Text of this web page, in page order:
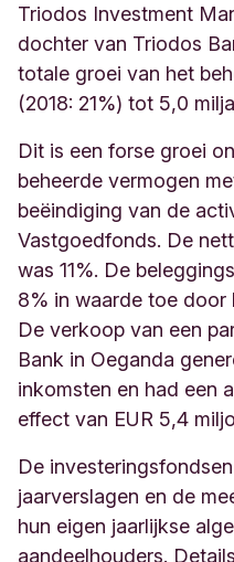
Triodos Investment
dochter van Triodos
totale groei van het
(2018: 21%) tot 5,0
Dit is een forse groei
beheerde vermogen
beëindiging van de
Vastgoedfonds. De
was 11%. De
8% in waarde toe door
De verkoop van een
Bank in Oeganda
inkomsten en had een
effect van EUR 5,4
De
jaarverslagen en de
hun eigen jaarlijkse
aandeelhouders.